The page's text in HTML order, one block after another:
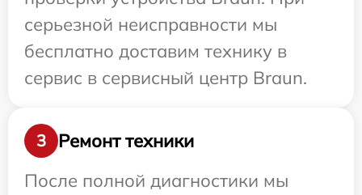
серьезной неисправности мы
бесплатно доставим технику в
сервис в сервисный центр Braun.
3
Ремонт техники
После полной диагностики мы